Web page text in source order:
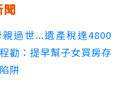
聞
過世...遺產稅達4800
勸：提早幫子女買房存
阱